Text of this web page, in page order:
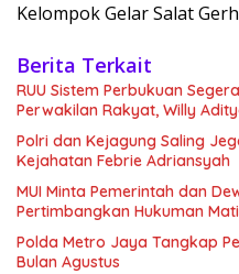
Kelompok Gelar Salat
Berita Terkait
RUU Sistem Perbukuan
Perwakilan Rakyat, Willy
Polri dan Kejagung Saling
Kejahatan Febrie Adriansyah
MUI Minta Pemerintah dan
Pertimbangkan Hukuman
Polda Metro Jaya Tangkap
Bulan Agustus